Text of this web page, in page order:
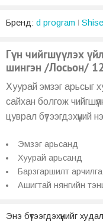
Бренд: d program
Гүн чийгшүүлэх
шингэн /Лосьон/
Хуурай эмзэг арьсыг
сайхан болгож
цуврал бүтээгдэхүүний
Эмзэг арьсанд
Хуурай арьсанд
Барзгаршилт
Ашигтай нянгийн
Энэ бүтээгдэхүүнийг